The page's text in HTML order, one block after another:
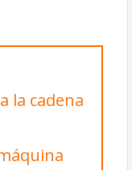
la cadena